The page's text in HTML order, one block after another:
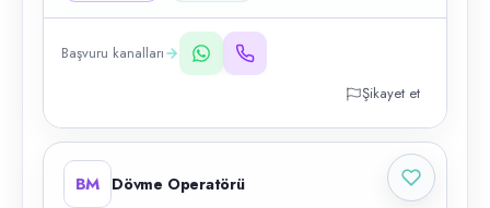
Başvuru kanalları
Şikayet et
BM Dövme Operatörü